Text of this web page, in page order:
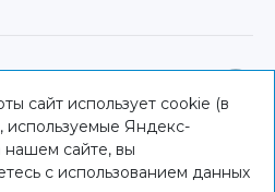
сайт использует cookie (в
используемые Яндекс-
нашем сайте, вы
с использованием данных